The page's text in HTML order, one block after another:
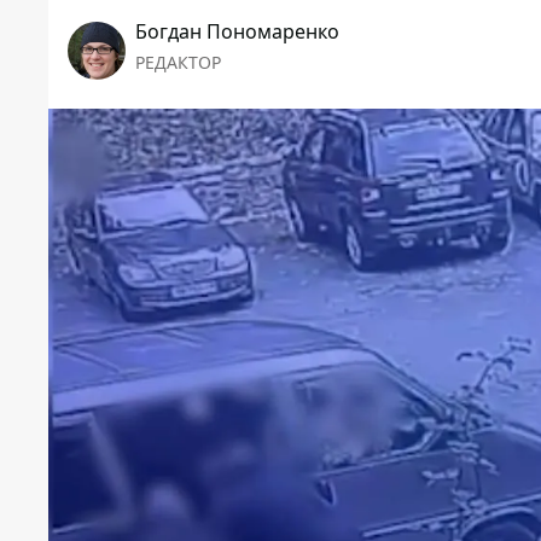
Богдан Пономаренко
РЕДАКТОР